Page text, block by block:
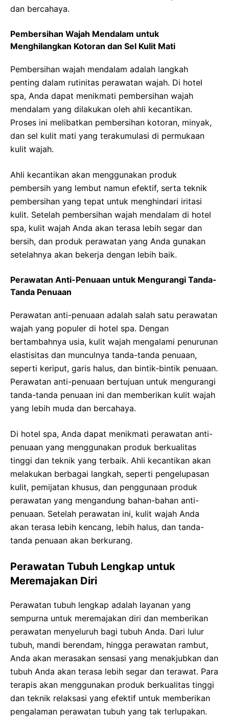
dan bercahaya.
Pembersihan Wajah Mendalam untuk
Menghilangkan Kotoran dan Sel Kulit Mati
Pembersihan wajah mendalam adalah langkah
penting dalam rutinitas perawatan wajah. Di hotel
spa, Anda dapat menikmati pembersihan wajah
mendalam yang dilakukan oleh ahli kecantikan.
Proses ini melibatkan pembersihan kotoran, minyak,
dan sel kulit mati yang terakumulasi di permukaan
kulit wajah.
Ahli kecantikan akan menggunakan produk
pembersih yang lembut namun efektif, serta teknik
pembersihan yang tepat untuk menghindari iritasi
kulit. Setelah pembersihan wajah mendalam di hotel
spa, kulit wajah Anda akan terasa lebih segar dan
bersih, dan produk perawatan yang Anda gunakan
setelahnya akan bekerja dengan lebih baik.
Perawatan Anti-Penuaan untuk Mengurangi Tanda-
Tanda Penuaan
Perawatan anti-penuaan adalah salah satu perawatan
wajah yang populer di hotel spa. Dengan
bertambahnya usia, kulit wajah mengalami penurunan
elastisitas dan munculnya tanda-tanda penuaan,
seperti keriput, garis halus, dan bintik-bintik penuaan.
Perawatan anti-penuaan bertujuan untuk mengurangi
tanda-tanda penuaan ini dan memberikan kulit wajah
yang lebih muda dan bercahaya.
Di hotel spa, Anda dapat menikmati perawatan anti-
penuaan yang menggunakan produk berkualitas
tinggi dan teknik yang terbaik. Ahli kecantikan akan
melakukan berbagai langkah, seperti pengelupasan
kulit, pemijatan khusus, dan penggunaan produk
perawatan yang mengandung bahan-bahan anti-
penuaan. Setelah perawatan ini, kulit wajah Anda
akan terasa lebih kencang, lebih halus, dan tanda-
tanda penuaan akan berkurang.
Perawatan Tubuh Lengkap untuk
Meremajakan Diri
Perawatan tubuh lengkap adalah layanan yang
sempurna untuk meremajakan diri dan memberikan
perawatan menyeluruh bagi tubuh Anda. Dari lulur
tubuh, mandi berendam, hingga perawatan rambut,
Anda akan merasakan sensasi yang menakjubkan dan
tubuh Anda akan terasa lebih segar dan terawat. Para
terapis akan menggunakan produk berkualitas tinggi
dan teknik relaksasi yang efektif untuk memberikan
pengalaman perawatan tubuh yang tak terlupakan.